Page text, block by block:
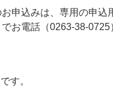
申込みは、専用の申込
お電話（0263-38-0725
す。